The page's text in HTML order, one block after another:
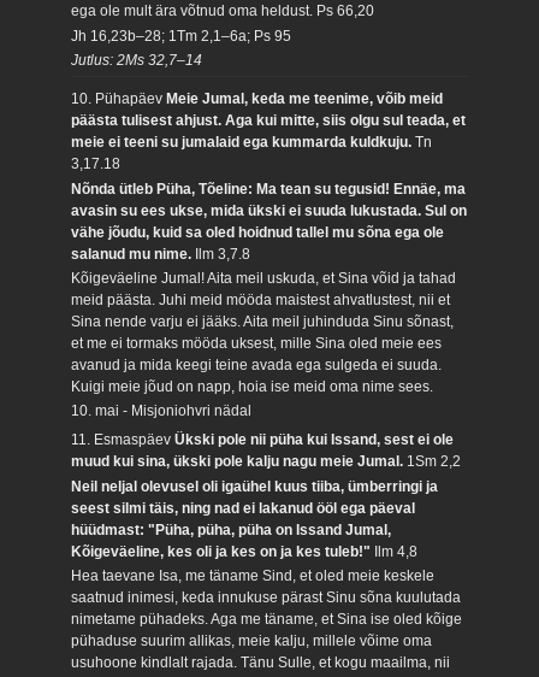
ega ole mult ära võtnud oma heldust. Ps 66,20
Jh 16,23b–28; 1Tm 2,1–6a; Ps 95
Jutlus: 2Ms 32,7–14
10. Pühapäev Meie Jumal, keda me teenime, võib meid
päästa tulisest ahjust. Aga kui mitte, siis olgu sul teada, et
meie ei teeni su jumalaid ega kummarda kuldkuju.Tn
3,17.18
Nõnda ütleb Püha, Tõeline: Ma tean su tegusid! Ennäe, ma
avasin su ees ukse, mida ükski ei suuda lukustada. Sul on
vähe jõudu, kuid sa oled hoidnud tallel mu sõna ega ole
salanud mu nime. Ilm 3,7.8
Kõigeväeline Jumal! Aita meil uskuda, et Sina võid ja tahad
meid päästa. Juhi meid mööda maistest ahvatlustest, nii et
Sina nende varju ei jääks. Aita meil juhinduda Sinu sõnast,
et me ei tormaks mööda uksest, mille Sina oled meie ees
avanud ja mida keegi teine avada ega sulgeda ei suuda.
Kuigi meie jõud on napp, hoia ise meid oma nime sees.
10. mai - Misjoniohvri nädal
11. EsmaspäevÜkski pole nii püha kui Issand, sest ei ole
muud kui sina, ükski pole kalju nagu meie Jumal. 1Sm 2,2
Neil neljal olevusel oli igaühel kuus tiiba, ümberringi ja
seest silmi täis, ning nad ei lakanud ööl ega päeval
hüüdmast: "Püha, püha, püha on Issand Jumal,
Kõigeväeline, kes oli ja kes on ja kes tuleb!" Ilm 4,8
Hea taevane Isa, me täname Sind, et oled meie keskele
saatnud inimesi, keda innukuse pärast Sinu sõna kuulutada
nimetame pühadeks. Aga me täname, et Sina ise oled kõige
pühaduse suurim allikas, meie kalju, millele võime oma
usuhoone kindlalt rajada. Tänu Sulle, et kogu maailma, nii